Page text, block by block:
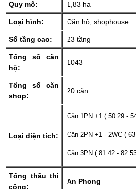
Quy mô: 1,83 ha
Loại hình: Căn hộ, shophouse
Số tầng cao: 23 tầng
Tổng số căn
hộ:
1043
Tổng số căn
shop:
20 căn
Loại diện tích:
Căn 1PN +1 ( 50.29 -
Căn 2PN +1 - 2WC (
Căn 3PN ( 81.42 -
Tổng thầu thi
công:
An Phong